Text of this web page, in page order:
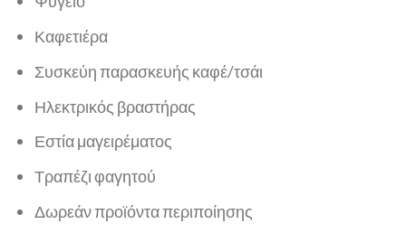
Καφετιέρα
Συσκεύη παρασκευής καφέ/τσάι
Ηλεκτρικός βραστήρας
Εστία μαγειρέματος
Τραπέζι φαγητού
Δωρεάν προϊόντα περιποίησης